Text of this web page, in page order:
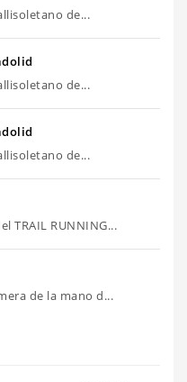
de...
de...
de...
TRAIL RUNNING...
de la mano d...